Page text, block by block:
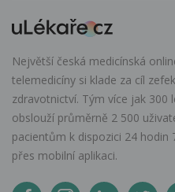
Největší česká medicínská
telemedicíny si klade za cíl
zdravotnictví. Tým více jak 300
obslouží průměrně 2 500
pacientům k dispozici 24 hodin
přes mobilní aplikaci.